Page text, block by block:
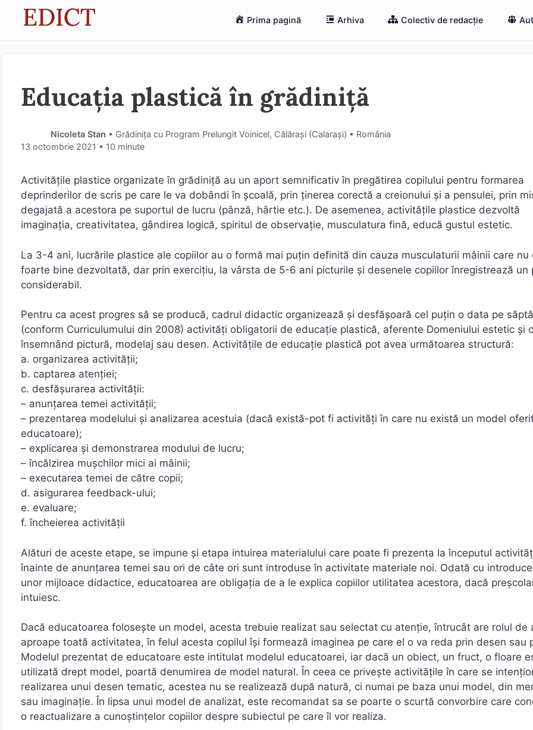
Prima pagină Arhiva Colectiv de redacție
Educația plastică în grădiniță
Nicoleta Stan • Grădinița cu Program Prelungit Voinicel, Călărași (Calaraşi) • România
13 octombrie 2021 • 10 minute
Activitățile plastice organizate în grădiniță au un aport semnificativ în pregătirea copilului pentru formarea
deprinderilor de scris pe care le va dobândi în școală, prin ținerea corectă a creionului și a pensulei, prin
degajată a acestora pe suportul de lucru (pânză, hârtie etc.). De asemenea, activitățile plastice dezvoltă
imaginația, creativitatea, gândirea logică, spiritul de observație, musculatura fină, educă gustul estetic.
La 3-4 ani, lucrările plastice ale copiilor au o formă mai puțin definită din cauza musculaturii mâinii care nu
foarte bine dezvoltată, dar prin exercițiu, la vârsta de 5-6 ani picturile și desenele copiilor înregistrează un
considerabil.
Pentru ca acest progres să se producă, cadrul didactic organizează și desfășoară cel puțin o data pe
(conform Curriculumului din 2008) activități obligatorii de educație plastică, aferente Domeniului estetic și
însemnând pictură, modelaj sau desen. Activitățile de educație plastică pot avea următoarea structură:
a. organizarea activității;
b. captarea atenției;
c. desfășurarea activității:
– anunțarea temei activității;
– prezentarea modelului și analizarea acestuia (dacă există-pot fi activități în care nu există un model
educatoare);
– explicarea și demonstrarea modului de lucru;
– încălzirea mușchilor mici ai mâinii;
– executarea temei de către copii;
d. asigurarea feedback-ului;
e. evaluare;
f. încheierea activității
Alături de aceste etape, se impune și etapa intuirea materialului care poate fi prezenta la începutul
înainte de anunțarea temei sau ori de câte ori sunt introduse în activitate materiale noi. Odată cu
unor mijloace didactice, educatoarea are obligația de a le explica copiilor utilitatea acestora, dacă
intuiesc.
Dacă educatoarea folosește un model, acesta trebuie realizat sau selectat cu atenție, întrucât are rolul de
aproape toată activitatea, în felul acesta copilul își formează imaginea pe care el o va reda prin desen sau
Modelul prezentat de educatoare este intitulat modelul educatoarei, iar dacă un obiect, un fruct, o floare
utilizată drept model, poartă denumirea de model natural. În ceea ce privește activitățile în care se
realizarea unui desen tematic, acestea nu se realizează după natură, ci numai pe baza unui model, din
sau imaginație. În lipsa unui model de analizat, este recomandat sa se poarte o scurtă convorbire care
o reactualizare a cunoștințelor copiilor despre subiectul pe care îl vor realiza.